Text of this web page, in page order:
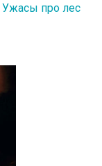
Ужасы про лес